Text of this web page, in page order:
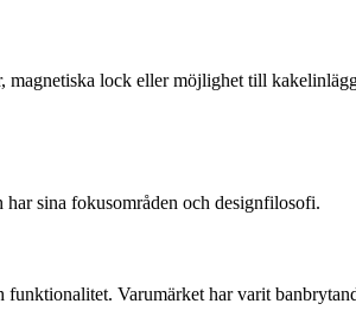
lock eller möjlighet till
sina fokusområden och designfilosofi.
Varumärket har varit